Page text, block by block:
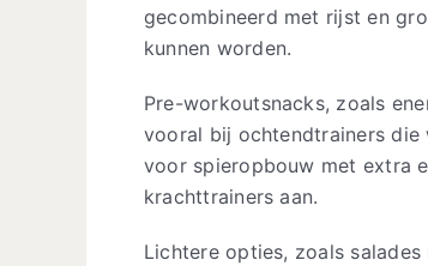
gecombineerd met rijst en
kunnen worden.
Pre-workoutsnacks, zoals
vooral bij ochtendtrainers
voor spieropbouw met extra
krachttrainers aan.
Lichtere opties, zoals